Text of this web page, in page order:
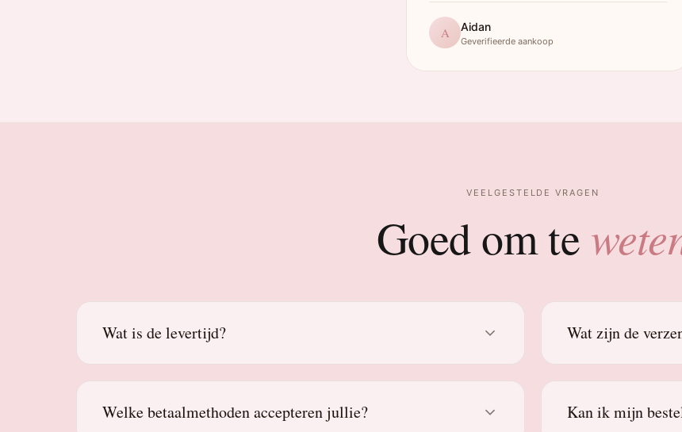
A Aidan
Geverifieerde aankoop
VEELGESTELDE VRAGEN
Goed om te
Wat is de levertijd? Wat zijn de
Welke betaalmethoden accepteren jullie? Kan ik mijn